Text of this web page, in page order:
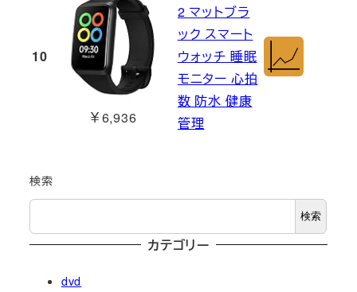
10
￥6,936
2 マットブラ
ック スマート
ウォッチ 睡眠
モニター 心拍
数 防水 健康
管理
検索
検索
カテゴリー
dvd